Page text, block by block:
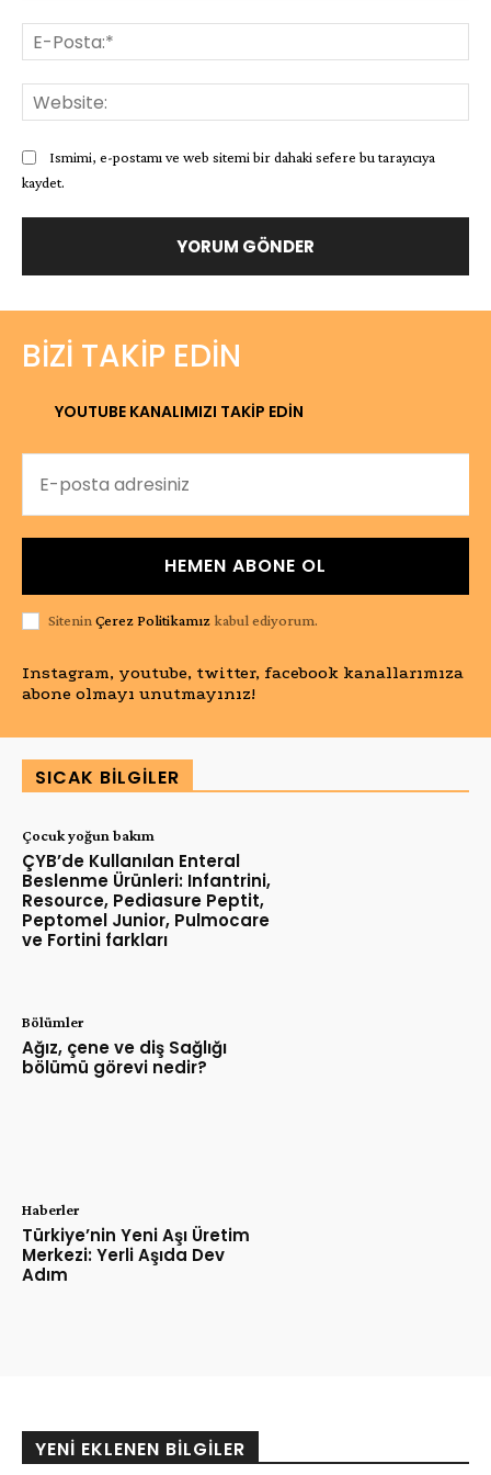
Ismimi, e-postamı ve web sitemi bir dahaki sefere bu tarayıcıya
kaydet.
BIZI TAKIP EDIN
YOUTUBE KANALIMIZI TAKİP EDİN
HEMEN ABONE OL
Sitenin Çerez Politikamızkabul ediyorum.
Instagram, youtube, twitter, facebook kanallarımıza
abone olmayı unutmayınız!
SICAK BILGILER
Çocuk yoğun bakım
ÇYB’de Kullanılan Enteral
Beslenme Ürünleri: Infantrini,
Resource, Pediasure Peptit,
Peptomel Junior, Pulmocare
ve Fortini farkları
Bölümler
Ağız, çene ve diş Sağlığı
bölümü görevi nedir?
Haberler
Türkiye’nin Yeni Aşı Üretim
Merkezi: Yerli Aşıda Dev
Adım
YENI EKLENEN BILGILER